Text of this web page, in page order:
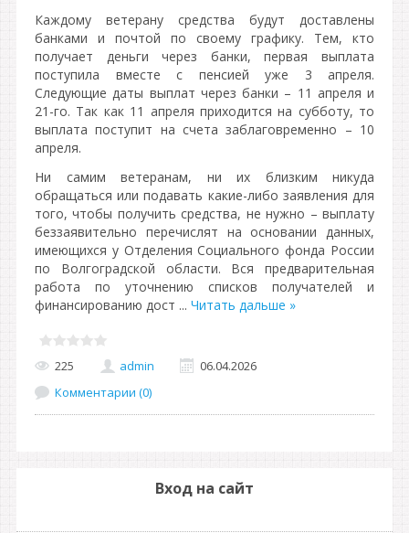
Каждому ветерану средства будут доставлены
банками и почтой по своему графику. Тем, кто
получает деньги через банки, первая выплата
поступила вместе с пенсией уже 3 апреля.
Следующие даты выплат через банки – 11 апреля и
21-го. Так как 11 апреля приходится на субботу, то
выплата поступит на счета заблаговременно – 10
апреля.
Ни самим ветеранам, ни их близким никуда
обращаться или подавать какие-либо заявления для
того, чтобы получить средства, не нужно – выплату
беззаявительно перечислят на основании данных,
имеющихся у Отделения Социального фонда России
по Волгоградской области. Вся предварительная
работа по уточнению списков получателей и
финансированию дост ... Читать дальше »
225 admin
06.04.2026
Комментарии (0)
Вход на сайт